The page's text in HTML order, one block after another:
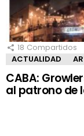
18 Compartidos
ACTUALIDAD
CABA:
al patrono de